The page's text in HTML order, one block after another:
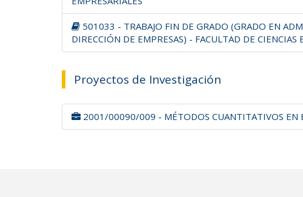
501033 - TRABAJO FIN DE GRADO (GRADO EN
DIRECCIÓN DE EMPRESAS) - FACULTAD DE CIENCIAS
Proyectos de Investigación
2001/00090/009 - MÉTODOS CUANTITATIVOS EN